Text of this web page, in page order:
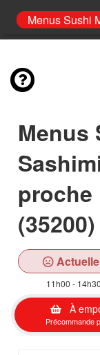
Menus Sushi
Menus
proche
(35200)
11h00 -
À
Précommande